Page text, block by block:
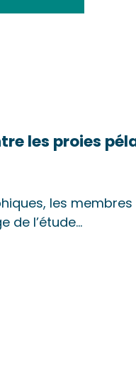
les proies
les membres
de l’étude…